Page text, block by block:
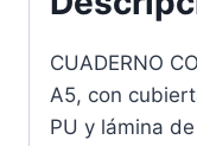
CUADERNO
A5, con
PU y lámina